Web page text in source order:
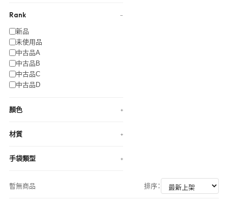
Rank −
新品
未使用品
中古品A
中古品B
中古品C
中古品D
顏色 +
材質 +
手袋類型 +
暫無商品 排序：